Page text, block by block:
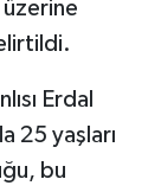
Erdal
25 yaşları
bu